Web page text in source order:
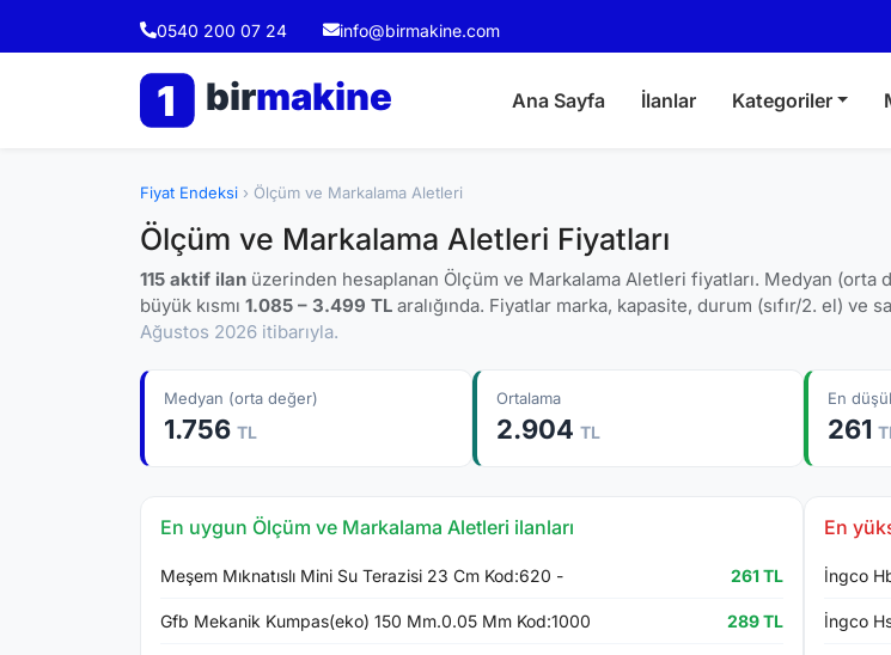
0540 200 07 24 info@birmakine.com
1 birmakine Ana Sayfa İlanlar Kategoriler
Fiyat Endeksi › Ölçüm ve Markalama Aletleri
Ölçüm ve Markalama Aletleri Fiyatları
115 aktif ilan üzerinden hesaplanan Ölçüm ve Markalama Aletleri fiyatları. Medyan (orta
büyük kısmı 1.085 – 3.499 TL aralığında. Fiyatlar marka, kapasite, durum (sıfır/2. el) ve
Ağustos 2026 itibarıyla.
Medyan (orta değer)
1.756 TL
Ortalama
2.904 TL
En
261
En uygun Ölçüm ve Markalama Aletleri ilanları
Meşem Mıknatıslı Mini Su Terazisi 23 Cm Kod:620 - 261 TL
Gfb Mekanik Kumpas(eko) 150 Mm.0.05 Mm Kod:1000 289 TL
En
İngco
İngco